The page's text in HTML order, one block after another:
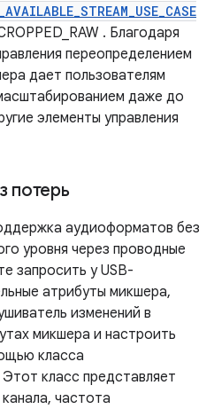
. Благодаря
переопределением
дает пользователям
даже до
элементы управления
потерь
аудиоформатов без
уровня через проводные
запросить у USB-
атрибуты микшера,
изменений в
микшера и настроить
класса
Этот класс представляет
частота